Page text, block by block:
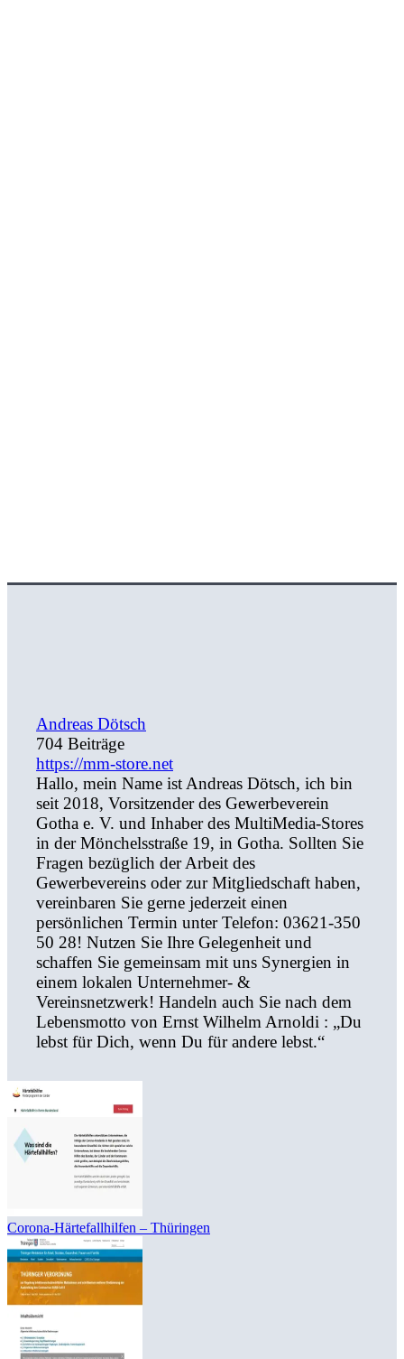
Andreas Dötsch
704 Beiträge
https://mm-store.net
Hallo, mein Name ist Andreas Dötsch, ich bin
seit 2018, Vorsitzender des Gewerbeverein
Gotha e. V. und Inhaber des MultiMedia-Stores
in der Mönchelsstraße 19, in Gotha. Sollten Sie
Fragen bezüglich der Arbeit des
Gewerbevereins oder zur Mitgliedschaft haben,
vereinbaren Sie gerne jederzeit einen
persönlichen Termin unter Telefon: 03621-350
50 28! Nutzen Sie Ihre Gelegenheit und
schaffen Sie gemeinsam mit uns Synergien in
einem lokalen Unternehmer- &
Vereinsnetzwerk! Handeln auch Sie nach dem
Lebensmotto von Ernst Wilhelm Arnoldi : „Du
lebst für Dich, wenn Du für andere lebst.“
Corona-Härtefallhilfen – Thüringen